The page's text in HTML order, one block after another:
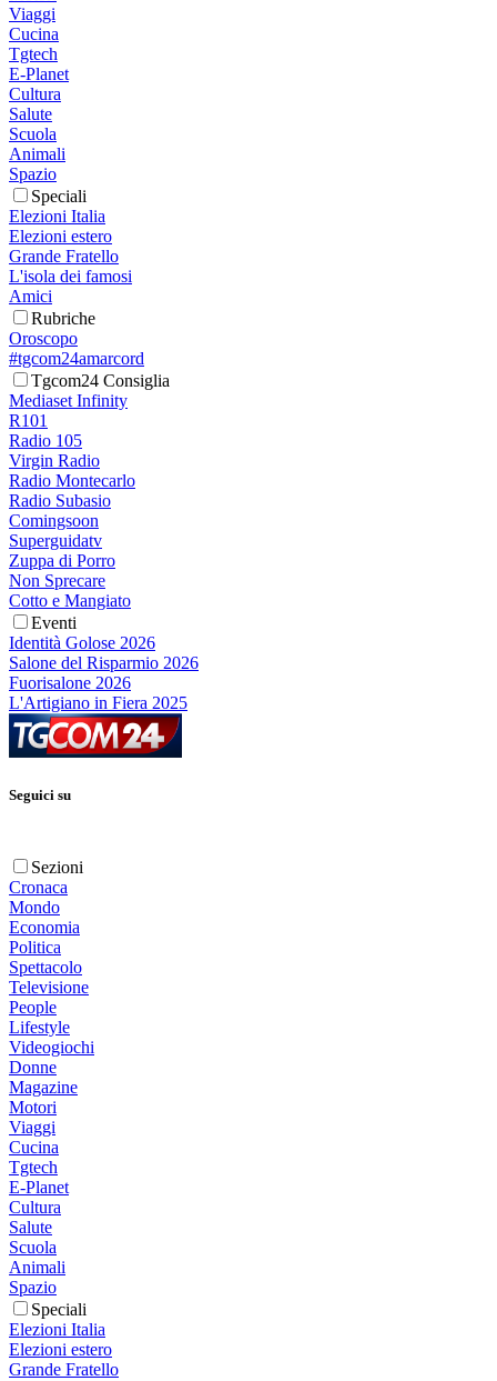
Viaggi
Cucina
Tgtech
E-Planet
Cultura
Salute
Scuola
Animali
Spazio
Speciali
Elezioni Italia
Elezioni estero
Grande Fratello
L'isola dei famosi
Amici
Rubriche
Oroscopo
#tgcom24amarcord
Tgcom24 Consiglia
Mediaset Infinity
R101
Radio 105
Virgin Radio
Radio Montecarlo
Radio Subasio
Comingsoon
Superguidatv
Zuppa di Porro
Non Sprecare
Cotto e Mangiato
Eventi
Identità Golose 2026
Salone del Risparmio 2026
Fuorisalone 2026
L'Artigiano in Fiera 2025
Seguici su
Sezioni
Cronaca
Mondo
Economia
Politica
Spettacolo
Televisione
People
Lifestyle
Videogiochi
Donne
Magazine
Motori
Viaggi
Cucina
Tgtech
E-Planet
Cultura
Salute
Scuola
Animali
Spazio
Speciali
Elezioni Italia
Elezioni estero
Grande Fratello